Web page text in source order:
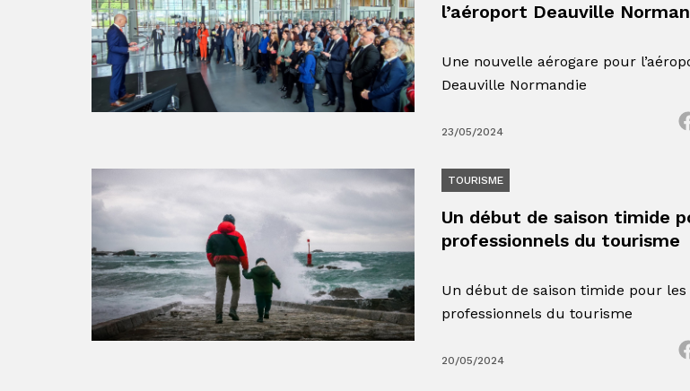
l’aéroport Deauville
Une nouvelle aérogare pour
Deauville Normandie
23/05/2024
TOURISME
Un début de saison timide
professionnels du tourisme
Un début de saison timide pour les
professionnels du tourisme
20/05/2024